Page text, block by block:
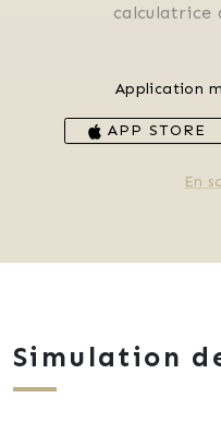
calculatrice
Application
APP STORE
En
Simulation